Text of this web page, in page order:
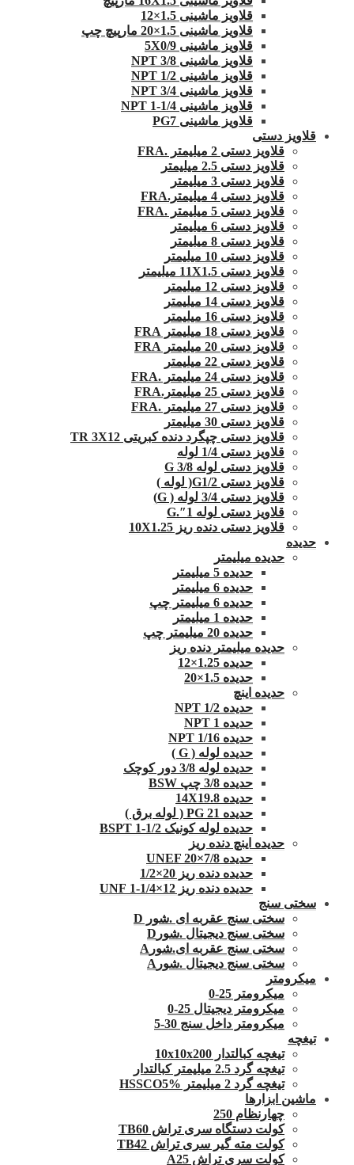
قلاویز ماشینی 1.5×12
قلاویز ماشینی 1.5×20 مارپیچ چپ
قلاویز ماشینی 5X0/9
قلاویز ماشینی 3/8 NPT
قلاویز ماشینی 1/2 NPT
قلاویز ماشینی 3/4 NPT
قلاویز ماشینی 1/4-1 NPT
قلاویز ماشینی PG7
قلاویز دستی
قلاویز دستی 2 میلیمتر .FRA
قلاویز دستی 2.5 میلیمتر
قلاویز دستی 3 میلیمتر
قلاویز دستی 4 میلیمتر.FRA
قلاویز دستی 5 میلیمتر .FRA
قلاویز دستی 6 میلیمتر
قلاویز دستی 8 میلیمتر
قلاویز دستی 10 میلیمتر
قلاویز دستی 11X1.5 میلیمتر
قلاویز دستی 12 میلیمتر
قلاویز دستی 14 میلیمتر
قلاویز دستی 16 میلیمتر
قلاویز دستی 18 میلیمتر FRA
قلاویز دستی 20 میلیمتر FRA
قلاویز دستی 22 میلیمتر
قلاویز دستی 24 میلیمتر .FRA
قلاویز دستی 25 میلیمتر.FRA
قلاویز دستی 27 میلیمتر .FRA
قلاویز دستی 30 میلیمتر
قلاویز دستی چپگرد دنده کبریتی TR 3X12
قلاویز دستی 1/4 لوله
قلاویز دستی لوله G 3/8
قلاویز دستی G1/2( لوله )
قلاویز دستی 3/4 لوله ( G)
قلاویز دستی لوله 1″.G
قلاویز دستی دنده ریز 10X1.25
حدیده
حدیده میلیمتر
حدیده 5 میلیمتر
حدیده 6 میلیمتر
حدیده 6 میلیمتر چپ
حدیده 1 میلیمتر
حدیده 20 میلیمتر چپ
حدیده میلیمتر دنده ریز
حدیده 1.25×12
حدیده 1.5×20
حدیده اینچ
حدیده 1/2 NPT
حدیده NPT 1
حدیده 1/16 NPT
حدیده لوله ( G )
حدیده لوله 3/8 دور کوچک
حدیده 3/8 چپ BSW
حدیده 14X19.8
حدیده 21 PG ( لوله برق )
حدیده لوله کونیک 1/2-1 BSPT
حدیده اینچ دنده ریز
حدیده UNEF 20×7/8
حدیده دنده ریز 20×1/2
حدیده دنده ریز 12×1/4-1 UNF
سختی سنج
سختی سنج عقربه ای .شور D
سختی سنج دیجیتال .شورD
سختی سنج عقربه ای.شورA
سختی سنج دیجیتال .شورA
میکرومتر
میکرومتر 25-0
میکرومتر دیجیتال 25-0
میکرومتر داخل سنج 30-5
تیغچه
تیغچه کبالتدار 10x10x200
تیغچه گرد 2.5 میلیمتر کبالتدار
تیغچه گرد 2 میلیمتر HSSCO5%
ماشین ابزارها
چهارنظام 250
کولت دستگاه سری تراش TB60
کولت مته گیر سری تراش TB42
کولت سری تراش A25